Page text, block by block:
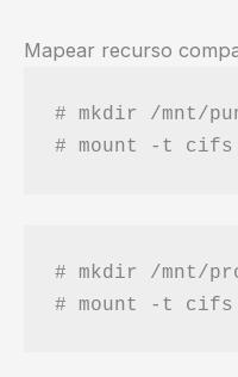
Mapear recurso
# mkdir /mnt/
# mkdir /mnt/